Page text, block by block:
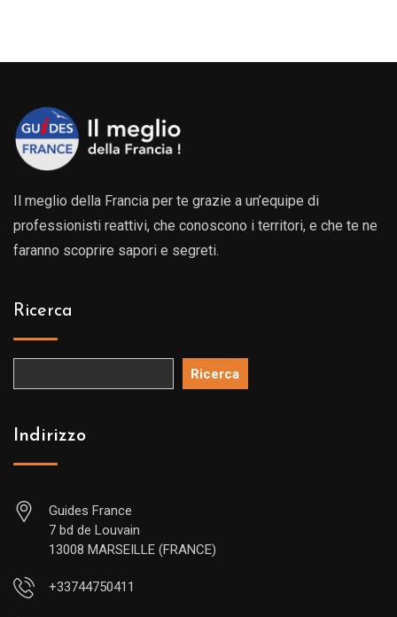
Il meglio della Francia per te grazie a un’equipe di
professionisti reattivi, che conoscono i territori, e che te ne
faranno scoprire sapori e segreti.
Ricerca
Ricerca
Indirizzo
Guides France
7 bd de Louvain
13008 MARSEILLE (FRANCE)
+33744750411